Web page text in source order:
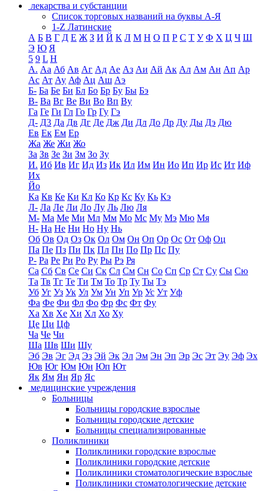
лекарства и субстанции
Список торговых названий на буквы А-Я
1-Z Латинские
А Б В Г Д Е Ж З И Й К Л М Н О П Р С Т У Ф Х Ц Ч Ш
Э Ю Я
5 9 L H
А. Аа Аб Ав Аг Ад Ае Аз Аи Ай Ак Ал Ам Ан Ап Ар
Ас Ат Ау Аф Ац Аш Аэ
Б- Ба Бе Би Бл Бо Бр Бу Бы Бэ
В- Ва Вг Ве Ви Во Вп Ву
Га Ге Ги Гл Го Гр Гу Гэ
Д- Д3 Да Дв Дг Де Дж Ди Дл До Др Ду Ды Дэ Дю
Ев Ек Ем Ер
Жа Же Жи Жо
За Зв Зе Зи Зм Зо Зу
И. Иб Ив Иг Ид Из Ик Ил Им Ин Ио Ип Ир Ис Ит Иф
Их
Йо
Ка Кв Ке Ки Кл Ко Кр Кс Ку Кь Кэ
Л- Ла Ле Ли Ло Лу Ль Лю Ля
М- Ма Ме Ми Мл Мм Мо Мс Му Мэ Мю Мя
Н- На Не Ни Но Ну Нь
Об Ов Од Оз Ок Ол Ом Он Оп Ор Ос От Оф Оц
Па Пе Пз Пи Пк Пл Пн По Пр Пс Пу
Р- Ра Ре Ри Ро Ру Ры Рэ Ря
Са Сб Св Се Си Ск Сл См Сн Со Сп Ср Ст Су Сы Сю
Та Тв Тг Те Ти Тм То Тр Ту Ты Тэ
Уб Уг Уз Ук Ул Ум Ун Уп Ур Ус Ут Уф
Фа Фе Фи Фл Фо Фр Фс Фт Фу
Ха Хв Хе Хи Хл Хо Ху
Це Ци Цф
Ча Че Чи
Ша Шв Ши Шу
Эб Эв Эг Эд Эз Эй Эк Эл Эм Эн Эп Эр Эс Эт Эу Эф Эх
Юв Юг Юм Юн Юп Ют
Як Ям Ян Яр Яс
медицинские учреждения
Больницы
Больницы городские взрослые
Больницы городские детские
Больницы специализированные
Поликлиники
Поликлиники городские взрослые
Поликлиники городские детские
Поликлиники стоматологические взрослые
Поликлиники стоматологические детские